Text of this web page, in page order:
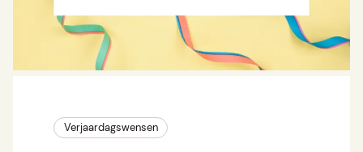
Verjaardagswensen